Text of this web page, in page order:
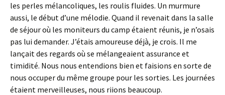
les perles mélancoliques, les roulis fluides. Un murmure
aussi, le début d’une mélodie. Quand il revenait dans la salle
de séjour où les moniteurs du camp étaient réunis, je n’osais
pas lui demander. J’étais amoureuse déjà, je crois. Il me
lançait des regards où se mélangeaient assurance et
timidité. Nous nous entendions bien et faisions en sorte de
nous occuper du même groupe pour les sorties. Les journées
étaient merveilleuses, nous riions beaucoup.